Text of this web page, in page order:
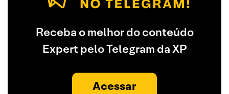
Receba o melhor do conteúdo
Expert pelo Telegram da XP
Acessar